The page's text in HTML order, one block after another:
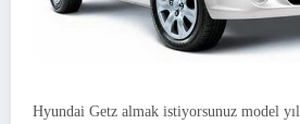
Hyundai Getz almak istiyorsunuz model